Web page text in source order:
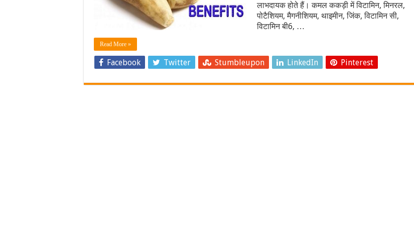
लाभदायक होते हैं। कमल ककड़ी में विटामिन, मिनरल,
पोटैशियम, मैगनीशियम, थाइमीन, जिंक, विटामिन सी,
विटामिन बी6, …
Read More »
Facebook Twitter Stumbleupon LinkedIn Pinterest